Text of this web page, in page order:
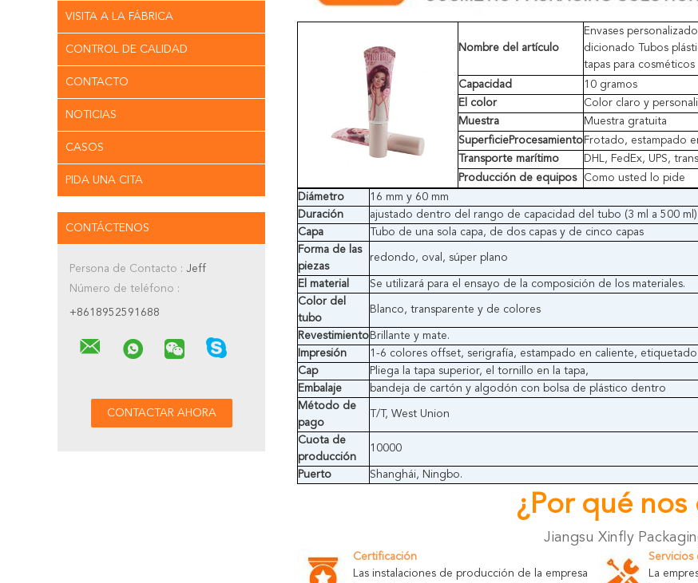
VISITA A LA FÁBRICA
CONTROL DE CALIDAD
CONTACTO
NOTICIAS
CASOS
PIDA UNA CITA
CONTÁCTENOS
Persona de Contacto : Jeff
Número de teléfono :
+8618952591688
Nombre del artículo
Envases
dicionado Tubos
tapas para cosméticos
Capacidad
10 gramos
El color
Color claro y
Muestra
Muestra gratuita
SuperficieProcesamiento Frotado, estampado
Transporte marítimo
DHL, FedEx, UPS,
Producción de equipos
Como usted lo pide
Diámetro
16 mm y 60 mm
Duración
ajustado dentro del rango de capacidad del tubo (3 ml a 500 ml)
Capa
Tubo de una sola capa, de dos capas y de cinco capas
Forma de las
piezas
redondo, oval, súper plano
El material
Se utilizará para el ensayo de la composición de los materiales.
Color del
tubo
Blanco, transparente y de colores
Revestimiento Brillante y mate.
Impresión
1-6 colores offset, serigrafía, estampado en caliente, etiquetado
Cap
Pliega la tapa superior, el tornillo en la tapa,
Embalaje
bandeja de cartón y algodón con bolsa de plástico dentro
Método de
pago
T/T, West Union
Cuota de
producción
10000
Puerto Shanghái, Ningbo.
¿Por qué nos
Jiangsu Xinfly
Certificación
Las instalaciones de producción de la empresa
Servicios
La